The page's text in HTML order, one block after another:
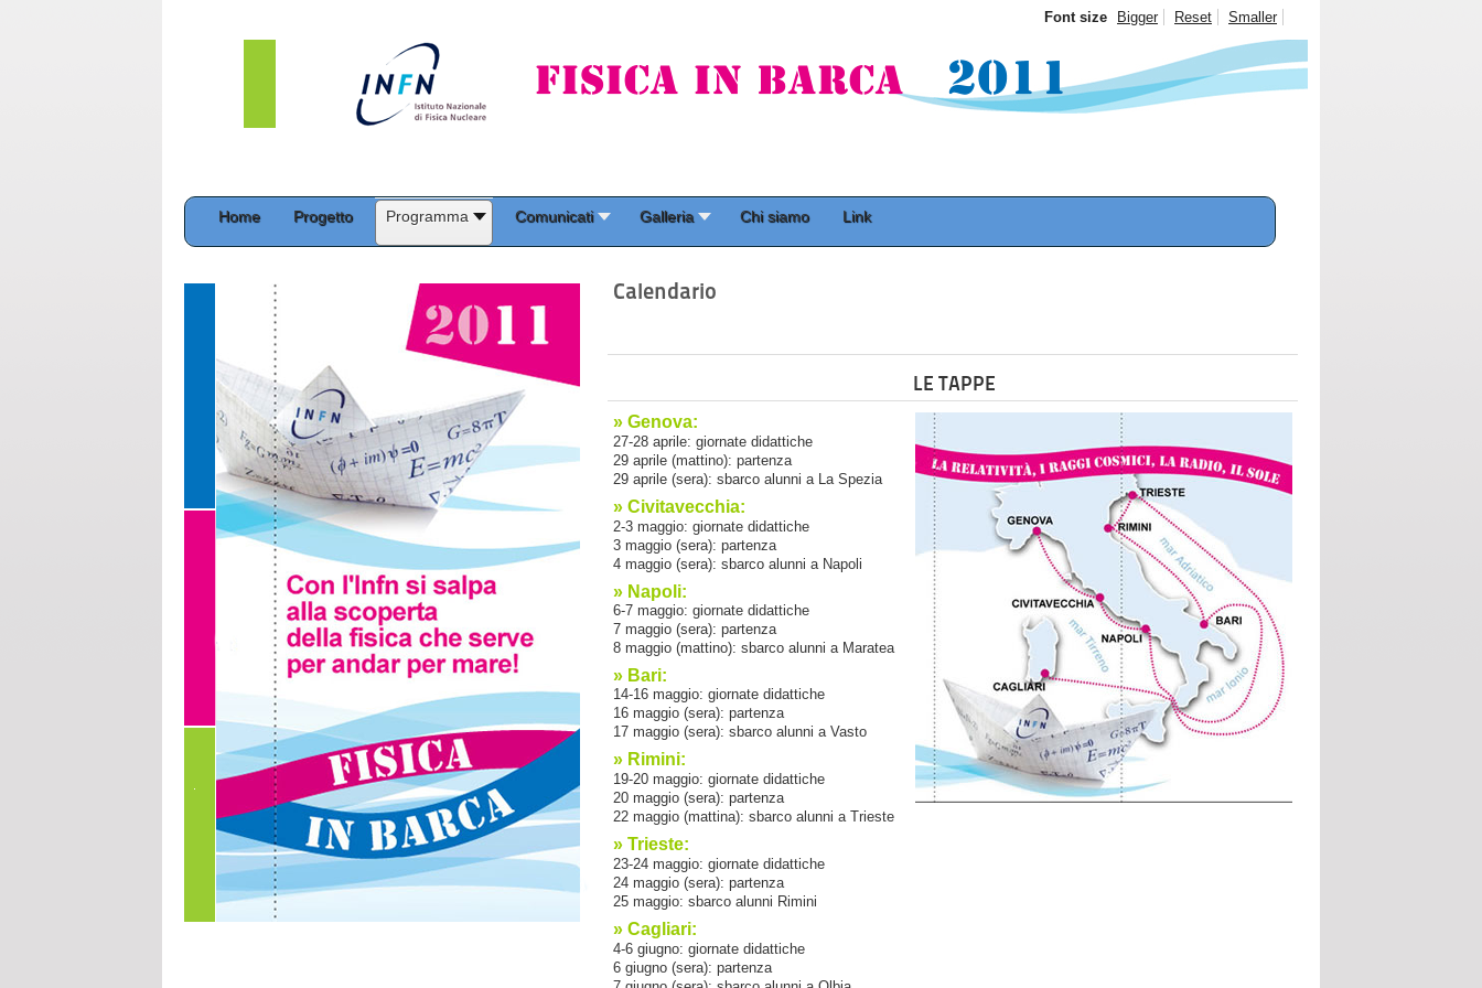
Font size Bigger Reset Smaller
Home Progetto Programma Comunicati Galleria Chi siamo Link
Calendario
LE TAPPE
» Genova:
27-28 aprile: giornate didattiche
29 aprile (mattino): partenza
29 aprile (sera): sbarco alunni a La Spezia
» Civitavecchia:
2-3 maggio: giornate didattiche
3 maggio (sera): partenza
4 maggio (sera): sbarco alunni a Napoli
» Napoli:
6-7 maggio: giornate didattiche
7 maggio (sera): partenza
8 maggio (mattino): sbarco alunni a Maratea
» Bari:
14-16 maggio: giornate didattiche
16 maggio (sera): partenza
17 maggio (sera): sbarco alunni a Vasto
» Rimini:
19-20 maggio: giornate didattiche
20 maggio (sera): partenza
22 maggio (mattina): sbarco alunni a Trieste
» Trieste:
23-24 maggio: giornate didattiche
24 maggio (sera): partenza
25 maggio: sbarco alunni Rimini
» Cagliari:
4-6 giugno: giornate didattiche
6 giugno (sera): partenza